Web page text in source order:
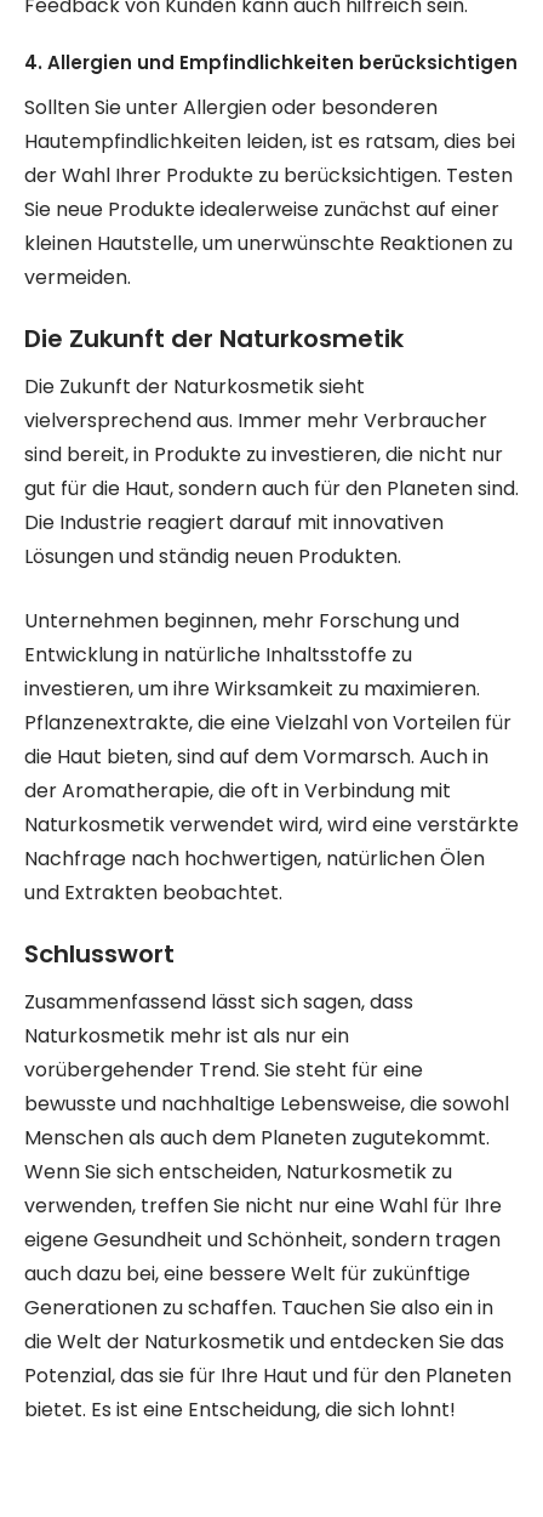
4. Allergien und Empfindlichkeiten berücksichtigen
Sollten Sie unter Allergien oder besonderen
Hautempfindlichkeiten leiden, ist es ratsam, dies bei
der Wahl Ihrer Produkte zu berücksichtigen. Testen
Sie neue Produkte idealerweise zunächst auf einer
kleinen Hautstelle, um unerwünschte Reaktionen zu
vermeiden.
Die Zukunft der Naturkosmetik
Die Zukunft der Naturkosmetik sieht
vielversprechend aus. Immer mehr Verbraucher
sind bereit, in Produkte zu investieren, die nicht nur
gut für die Haut, sondern auch für den Planeten sind.
Die Industrie reagiert darauf mit innovativen
Lösungen und ständig neuen Produkten.
Unternehmen beginnen, mehr Forschung und
Entwicklung in natürliche Inhaltsstoffe zu
investieren, um ihre Wirksamkeit zu maximieren.
Pflanzenextrakte, die eine Vielzahl von Vorteilen für
die Haut bieten, sind auf dem Vormarsch. Auch in
der Aromatherapie, die oft in Verbindung mit
Naturkosmetik verwendet wird, wird eine verstärkte
Nachfrage nach hochwertigen, natürlichen Ölen
und Extrakten beobachtet.
Schlusswort
Zusammenfassend lässt sich sagen, dass
Naturkosmetik mehr ist als nur ein
vorübergehender Trend. Sie steht für eine
bewusste und nachhaltige Lebensweise, die sowohl
Menschen als auch dem Planeten zugutekommt.
Wenn Sie sich entscheiden, Naturkosmetik zu
verwenden, treffen Sie nicht nur eine Wahl für Ihre
eigene Gesundheit und Schönheit, sondern tragen
auch dazu bei, eine bessere Welt für zukünftige
Generationen zu schaffen. Tauchen Sie also ein in
die Welt der Naturkosmetik und entdecken Sie das
Potenzial, das sie für Ihre Haut und für den Planeten
bietet. Es ist eine Entscheidung, die sich lohnt!